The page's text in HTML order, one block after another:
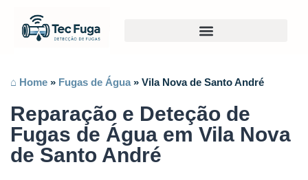
⌂ Home » Fugas de Água» Vila Nova de Santo André
Reparação e Deteção de
Fugas de Água em Vila Nova
de Santo André